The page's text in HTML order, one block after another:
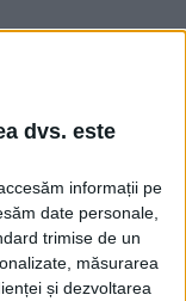
dvs. este
informații pe
date personale,
trimise de un
măsurarea
și dezvoltarea
sancțiuni împotriva
bănci,...